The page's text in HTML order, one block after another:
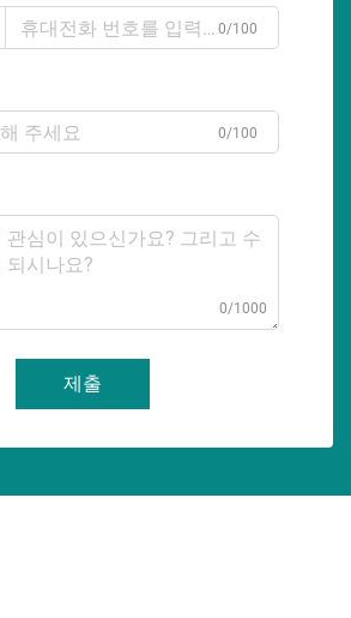
0/100
0/100
0/1000
제출